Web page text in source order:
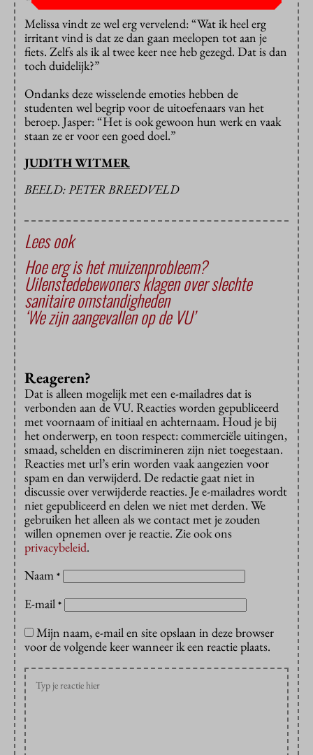
Melissa vindt ze wel erg vervelend: “Wat ik heel erg
irritant vind is dat ze dan gaan meelopen tot aan je
fiets. Zelfs als ik al twee keer nee heb gezegd. Dat is dan
toch duidelijk?”
Ondanks deze wisselende emoties hebben de
studenten wel begrip voor de uitoefenaars van het
beroep. Jasper: “Het is ook gewoon hun werk en vaak
staan ze er voor een goed doel.”
JUDITH WITMER
BEELD: PETER BREEDVELD
Lees ook
Hoe erg is het muizenprobleem?
Uilenstedebewoners klagen over slechte
sanitaire omstandigheden
‘We zijn aangevallen op de VU’
Reageren?
Dat is alleen mogelijk met een e-mailadres dat is
verbonden aan de VU. Reacties worden gepubliceerd
met voornaam of initiaal en achternaam. Houd je bij
het onderwerp, en toon respect: commerciële uitingen,
smaad, schelden en discrimineren zijn niet toegestaan.
Reacties met url’s erin worden vaak aangezien voor
spam en dan verwijderd. De redactie gaat niet in
discussie over verwijderde reacties. Je e-mailadres wordt
niet gepubliceerd en delen we niet met derden. We
gebruiken het alleen als we contact met je zouden
willen opnemen over je reactie. Zie ook ons
privacybeleid.
Naam *
E-mail *
Mijn naam, e-mail en site opslaan in deze browser
voor de volgende keer wanneer ik een reactie plaats.